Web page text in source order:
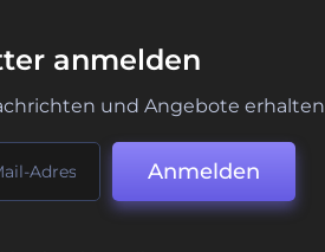
anmelden
und Angebote erhalten
Anmelden